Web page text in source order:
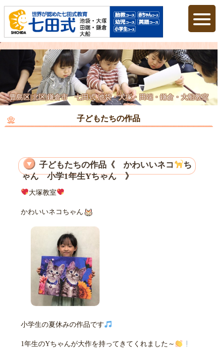
豊島区|北区|鎌倉市 七田式 池袋・大塚・田端・鎌倉・大船教室
子どもたちの作品
子どもたちの作品《 かわいいネコ
ち
ゃん 小学1年生Yちゃん 》
大塚教室
かわいいネコちゃん
小学生の夏休みの作品です
1年生のYちゃんが大作を持ってきてくれました～